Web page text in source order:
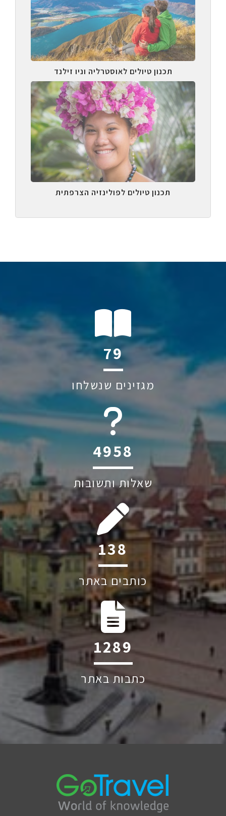
תכנון טיולים לאוסטרליה וניו זילנד
תכנון טיולים לפולינזיה הצרפתית
119
מגזינים שנשלחו
6045
שאלות ותשובות
208
כותבים באתר
1939
כתבות באתר